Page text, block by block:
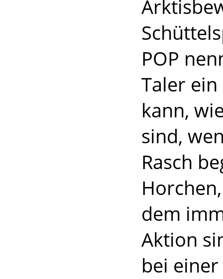
POP
Taler
kann,
sind,
Rasch
dem
Aktion
bei